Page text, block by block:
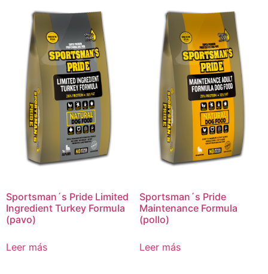
Sportsman´s Pride Limited
Ingredient Turkey Formula
(pavo)
Leer más
Sportsman´s Pride
Maintenance Formula
(pollo)
Leer más